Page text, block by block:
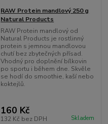
RAW Protein mandlový 250 g
Natural Products
RAW Protein mandlový od
Natural Products je rostlinný
protein s jemnou mandlovou
chutí bez zbytečných přísad.
Vhodný pro doplnění bílkovin
po sportu i během dne. Skvěle
se hodí do smoothie, kaší nebo
koktejlů.
160 Kč
132 Kč bez DPH Skladem